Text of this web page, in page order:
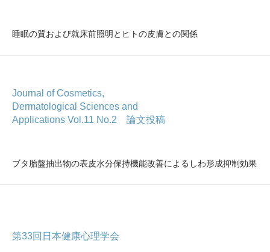
睡眠の質および就床前照明とヒトの皮膚との関係
Journal of Cosmetics,
Dermatological Sciences and
Applications Vol.11 No.2 論文投稿
ブタ胎盤抽出物の表皮水分保持機能改善によるしわ形成抑制効果
第33回日本健康心理学会